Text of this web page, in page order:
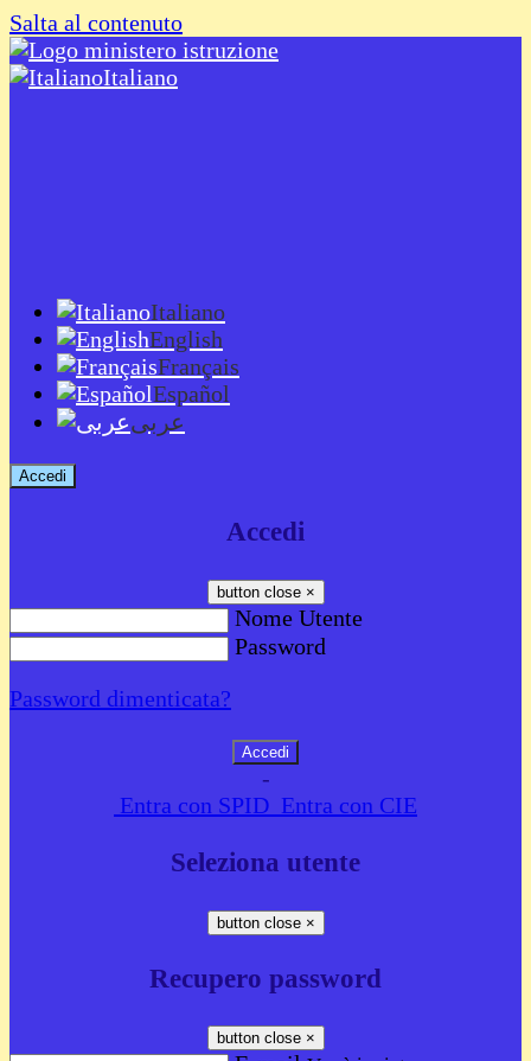
Salta al contenuto
Italiano
Italiano
English
Français
Español
عربى
Accedi
Accedi
button close ×
Nome Utente
Password
Password dimenticata?
-
Entra con SPID Entra con CIE
Seleziona utente
button close ×
Recupero password
button close ×